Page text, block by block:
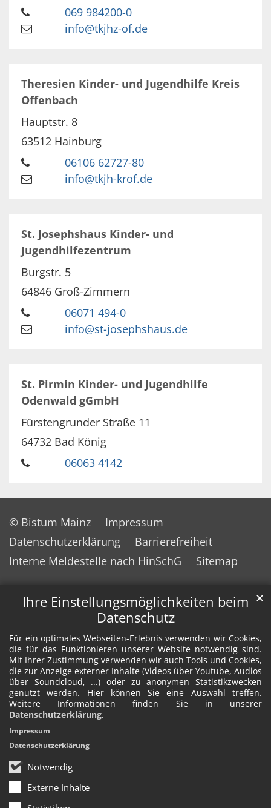
Ihre Einstellungsmöglichkeiten beim
Datenschutz
Für ein optimales Webseiten-Erlebnis verwenden wir Cookies,
die für das Funktionieren unserer Website notwendig sind.
Mit Ihrer Zustimmung verwenden wir auch Tools und Cookies,
die zur Anzeige externer Inhalte (Videos über Youtube, Audios
über Soundcloud, ...) oder zu anonymen Statistikzwecken
genutzt werden. Hier können Sie eine Auswahl treffen.
Weitere Informationen finden Sie in unserer
Datenschutzerklärung.
Notwendig
Externe Inhalte
✕
Impressum
Datenschutzerklärung
069 984200-0
info@tkjhz-of.de
Theresien Kinder- und Jugendhilfe Kreis
Offenbach
Hauptstr. 8
63512 Hainburg
06106 62727-80
info@tkjh-krof.de
St. Josephshaus Kinder- und
Jugendhilfezentrum
Burgstr. 5
64846 Groß-Zimmern
06071 494-0
info@st-josephshaus.de
St. Pirmin Kinder- und Jugendhilfe
Odenwald gGmbH
Fürstengrunder Straße 11
64732 Bad König
06063 4142
© Bistum Mainz
Impressum
Datenschutzerklärung
Barrierefreiheit
Interne Meldestelle nach HinSchG
Sitemap